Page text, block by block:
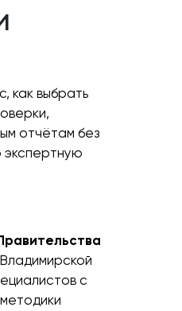
как выбрать
отчётам без
экспертную
с